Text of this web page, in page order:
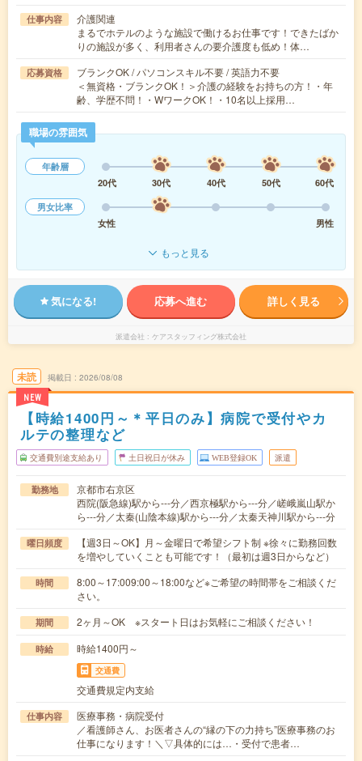
仕事内容
介護関連
まるでホテルのような施設で働けるお仕事です！できたばか
りの施設が多く、利用者さんの要介護度も低め！体…
応募資格
ブランクOK / パソコンスキル不要 / 英語力不要
＜無資格・ブランクOK！＞介護の経験をお持ちの方！・年
齢、学歴不問！・WワークOK！・10名以上採用…
職場の雰囲気
年齢層
20代
30代 40代 50代
60代
男女比率
女性
男性
もっと見る
気になる! 応募へ進む 詳しく見る
派遣会社 ケアスタッフィング株式会社
未読
NEW
掲載日 2026/08/08
【時給1400円～＊平日のみ】病院で受付やカ
ルテの整理など
交通費別途支給あり 土日祝日が休み WEB登録OK 派遣
勤務地
京都市右京区
西院(阪急線)駅から---分／西京極駅から---分／嵯峨嵐山駅か
ら---分／太秦(山陰本線)駅から---分／太秦天神川駅から---分
曜日頻度
【週3日～OK】月～金曜日で希望シフト制 ※徐々に勤務回数
を増やしていくことも可能です！（最初は週3日からなど）
時間
8:00～17:009:00～18:00など※ご希望の時間帯をご相談くだ
さい。
期間 2ヶ月～OK ※スタート日はお気軽にご相談ください！
時給 時給1400円～
交通費
交通費規定内支給
仕事内容
医療事務・病院受付
／看護師さん、お医者さんの“縁の下の力持ち”医療事務のお
仕事になります！＼▽具体的には…・受付で患者…